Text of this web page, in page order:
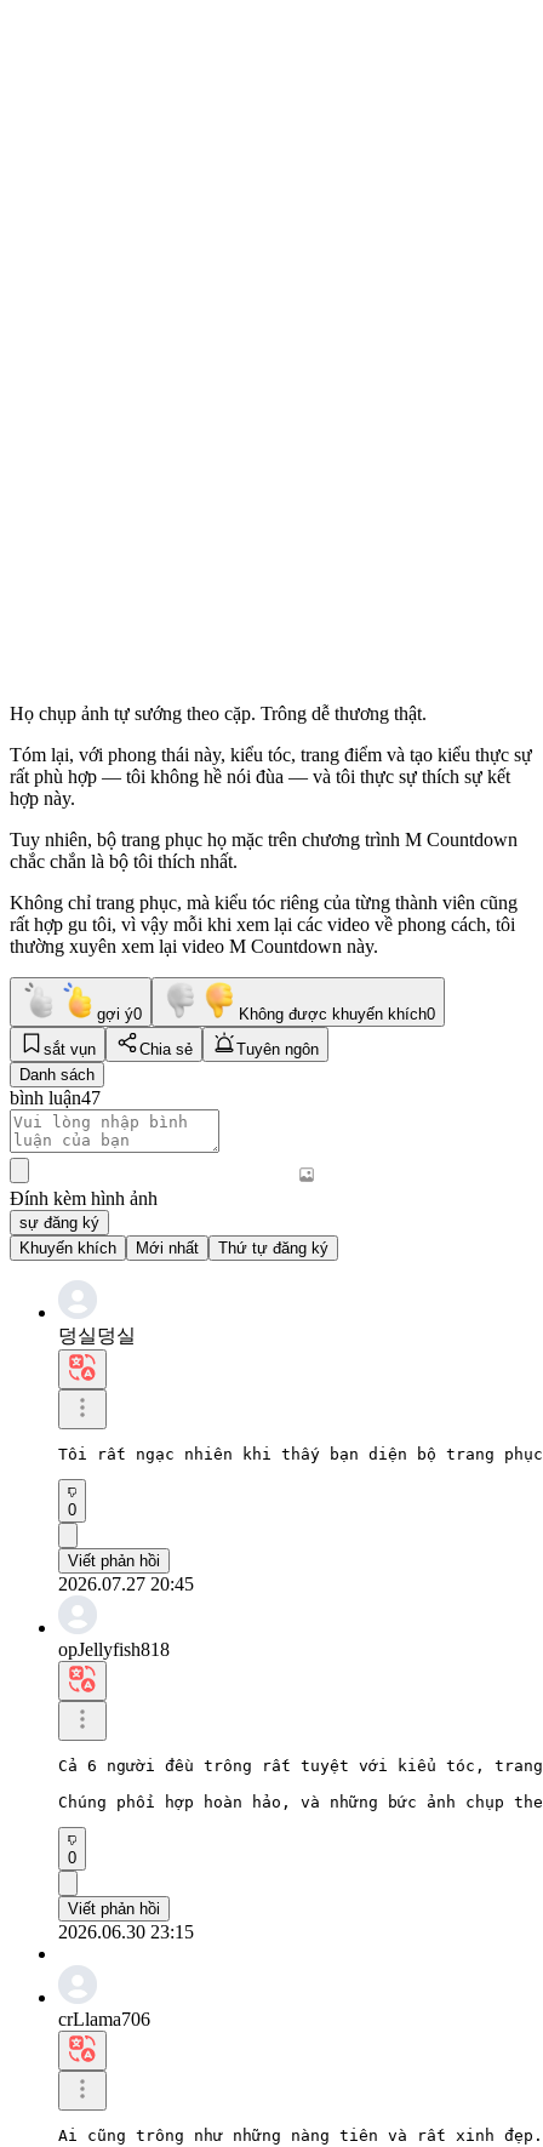
Họ chụp ảnh tự sướng theo cặp. Trông dễ thương thật.
Tóm lại, với phong thái này, kiểu tóc, trang điểm và tạo kiểu thực sự
rất phù hợp — tôi không hề nói đùa — và tôi thực sự thích sự kết
hợp này.
Tuy nhiên, bộ trang phục họ mặc trên chương trình M Countdown
chắc chắn là bộ tôi thích nhất.
Không chỉ trang phục, mà kiểu tóc riêng của từng thành viên cũng
rất hợp gu tôi, vì vậy mỗi khi xem lại các video về phong cách, tôi
thường xuyên xem lại video M Countdown này.
gợi ý0 Không được khuyến khích0
sắt vụn
Chia sẻ
Tuyên ngôn
Danh sách
bình luận47
Đính kèm hình ảnh
sự đăng ký
Khuyến khích
Mới nhất Thứ tự đăng ký
덩실덩실
Tôi rất ngạc nhiên khi thấy bạn diện bộ trang
0
Viết phản hồi
2026.07.27 20:45
opJellyfish818
Cả 6 người đều trông rất tuyệt với kiểu tóc, trang
Chúng phối hợp hoàn hảo, và những bức ảnh chụp
0
Viết phản hồi
2026.06.30 23:15
crLlama706
Ai cũng trông như những nàng tiên và rất xinh